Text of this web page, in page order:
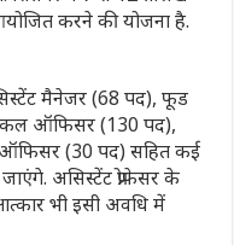
करने की योजना है.
मैनेजर (68 पद), फूड
ऑफिसर (130 पद),
(30 पद) सहित कई
असिस्टेंट प्रोफेसर के
भी इसी अवधि में